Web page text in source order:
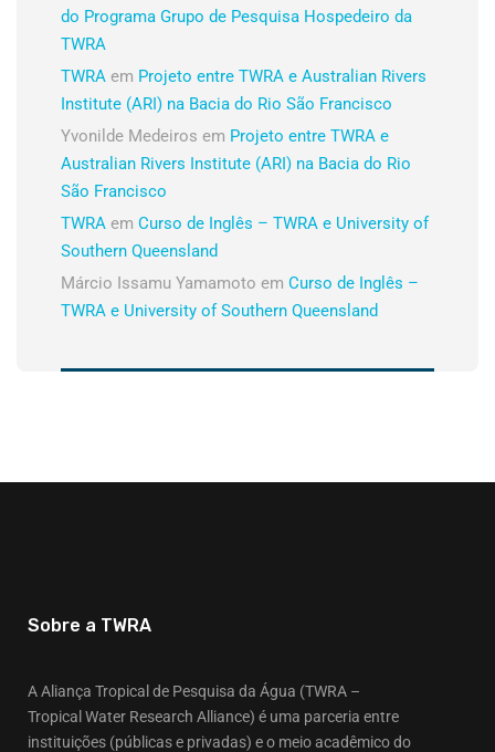
do Programa Grupo de Pesquisa Hospedeiro da
TWRA
TWRA em Projeto entre TWRA e Australian Rivers
Institute (ARI) na Bacia do Rio São Francisco
Yvonilde Medeiros em Projeto entre TWRA e
Australian Rivers Institute (ARI) na Bacia do Rio
São Francisco
TWRA em Curso de Inglês – TWRA e University of
Southern Queensland
Márcio Issamu Yamamoto em Curso de Inglês –
TWRA e University of Southern Queensland
Sobre a TWRA
A Aliança Tropical de Pesquisa da Água (TWRA –
Tropical Water Research Alliance) é uma parceria entre
instituições (públicas e privadas) e o meio acadêmico do